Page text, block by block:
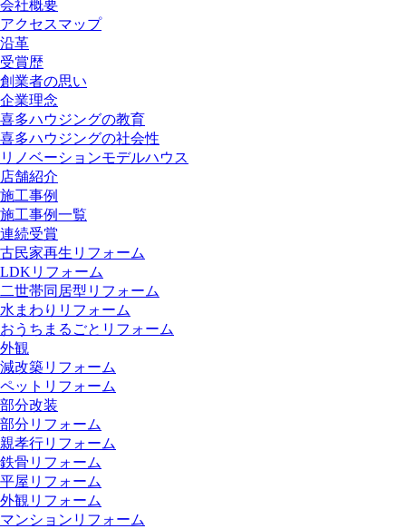
会社概要
アクセスマップ
沿革
受賞歴
創業者の思い
企業理念
喜多ハウジングの教育
喜多ハウジングの社会性
リノベーションモデルハウス
店舗紹介
施工事例
施工事例一覧
連続受賞
古民家再生リフォーム
LDKリフォーム
二世帯同居型リフォーム
水まわりリフォーム
おうちまるごとリフォーム
外観
減改築リフォーム
ペットリフォーム
部分改装
部分リフォーム
親孝行リフォーム
鉄骨リフォーム
平屋リフォーム
外観リフォーム
マンションリフォーム